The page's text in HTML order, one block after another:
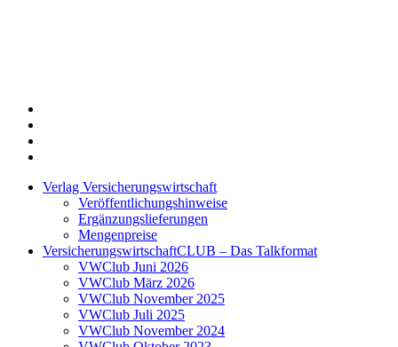
Verlag Versicherungswirtschaft
Veröffentlichungshinweise
Ergänzungslieferungen
Mengenpreise
VersicherungswirtschaftCLUB – Das Talkformat
VWClub Juni 2026
VWClub März 2026
VWClub November 2025
VWClub Juli 2025
VWClub November 2024